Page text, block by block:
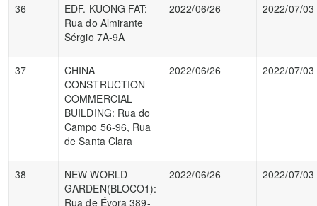
36
EDF. KUONG FAT:
Rua do Almirante
Sérgio 7A-9A
2022/06/26 2022/07/03
37
CHINA
CONSTRUCTION
COMMERCIAL
BUILDING: Rua do
Campo 56-96, Rua
de Santa Clara
2022/06/26 2022/07/03
38
NEW WORLD
GARDEN(BLOCO1):
Rua de Évora 389-
2022/06/26 2022/07/03